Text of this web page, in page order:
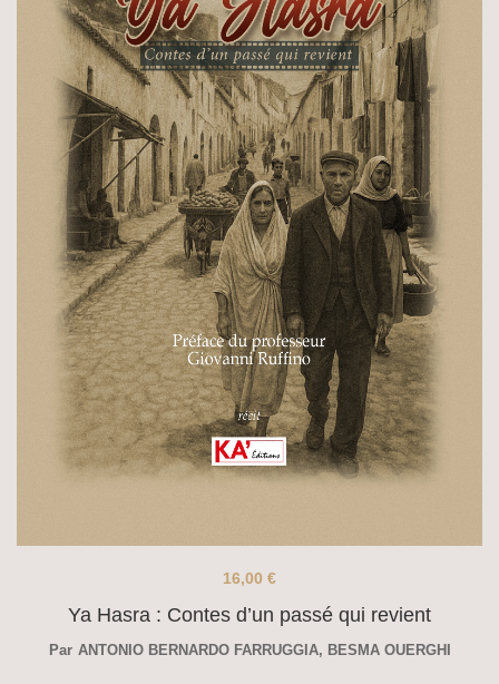
Ya Hasra : Contes d’un passé qui revient
16,00 €
Par ANTONIO BERNARDO FARRUGGIA, BESMA OUERGHI